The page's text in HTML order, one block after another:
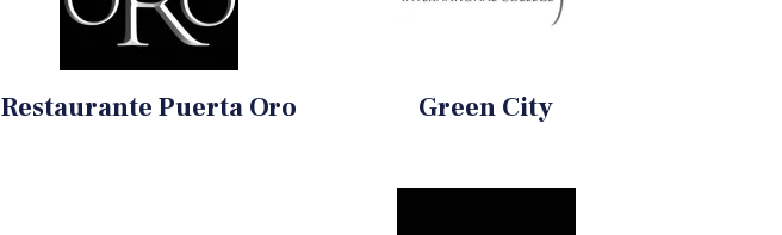
Restaurante Puerta Oro Green City